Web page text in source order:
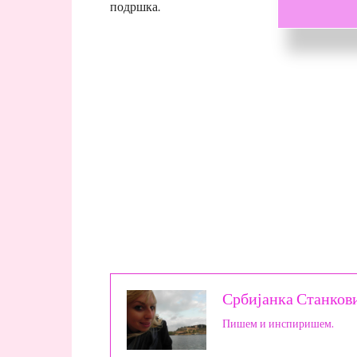
подршка.
Србијанка
Пишем и инспиришем.